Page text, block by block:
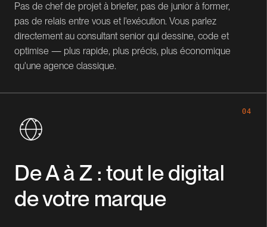
Pas de chef de projet à briefer, pas de junior à former,
pas de relais entre vous et l'exécution. Vous parlez
directement au consultant senior qui dessine, code et
optimise — plus rapide, plus précis, plus économique
qu'une agence classique.
04
De A à Z : tout le digital
de votre marque